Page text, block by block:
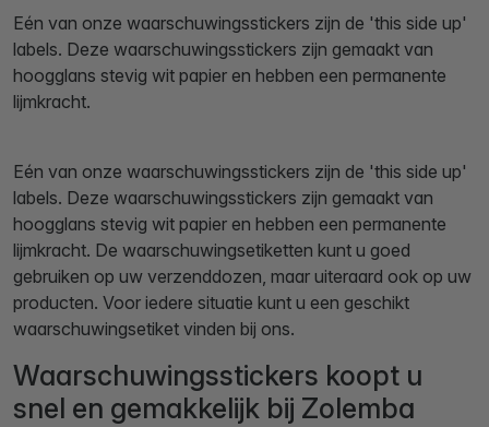
Eén van onze waarschuwingsstickers zijn de 'this side up'
labels. Deze waarschuwingsstickers zijn gemaakt van
hoogglans stevig wit papier en hebben een permanente
lijmkracht.
Eén van onze waarschuwingsstickers zijn de 'this side up'
labels. Deze waarschuwingsstickers zijn gemaakt van
hoogglans stevig wit papier en hebben een permanente
lijmkracht. De waarschuwingsetiketten kunt u goed
gebruiken op uw verzenddozen, maar uiteraard ook op uw
producten. Voor iedere situatie kunt u een geschikt
waarschuwingsetiket vinden bij ons.
Waarschuwingsstickers koopt u
snel en gemakkelijk bij Zolemba